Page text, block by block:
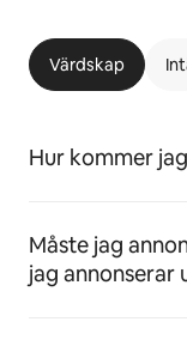
Värdskap
Hur kommer
Måste jag
jag annonserar